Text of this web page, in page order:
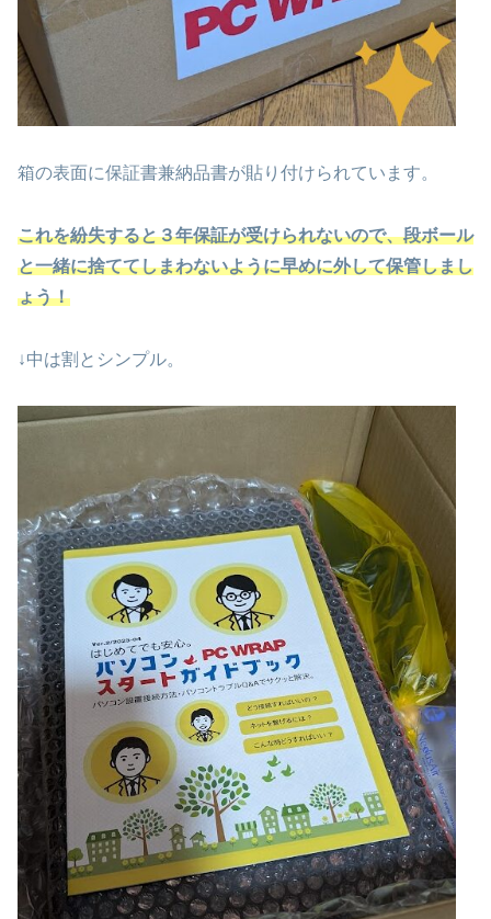
箱の表面に保証書兼納品書が貼り付けられています。
これを紛失すると３年保証が受けられないので、段ボール
と一緒に捨ててしまわないように早めに外して保管しまし
ょう！
↓中は割とシンプル。